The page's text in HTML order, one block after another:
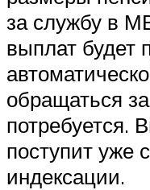
за службу в
выплат будет
обращаться
потребуется.
поступит уже
индексации.